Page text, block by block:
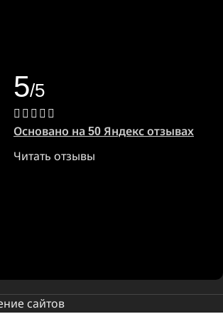
5/5
Основано на 50 Яндекс отзывах
Читать отзывы
сайтов